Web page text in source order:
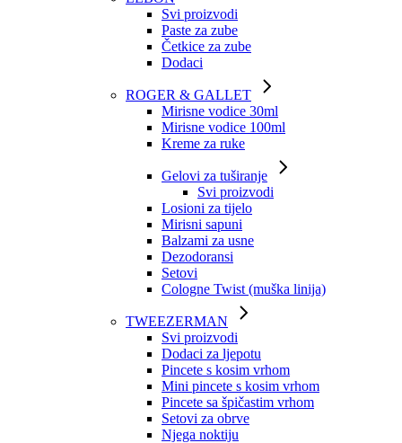
Svi proizvodi
Paste za zube
Četkice za zube
Dodaci
ROGER & GALLET
Mirisne vodice 30ml
Mirisne vodice 100ml
Kreme za ruke
Gelovi za tuširanje
Svi proizvodi
Losioni za tijelo
Mirisni sapuni
Balzami za usne
Dezodoransi
Setovi
Cologne Twist (muška linija)
TWEEZERMAN
Svi proizvodi
Dodaci za ljepotu
Pincete s kosim vrhom
Mini pincete s kosim vrhom
Pincete sa špičastim vrhom
Setovi za obrve
Njega noktiju